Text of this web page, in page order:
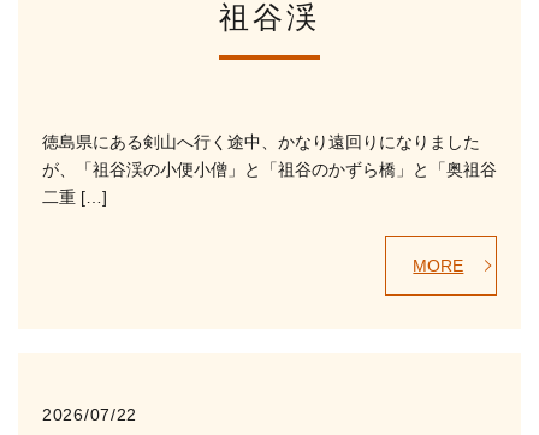
祖谷渓
徳島県にある剣山へ行く途中、かなり遠回りになりました
が、「祖谷渓の小便小僧」と「祖谷のかずら橋」と「奥祖谷
二重 […]
MORE
2026/07/22